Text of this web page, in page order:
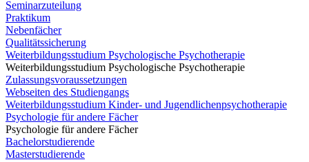
Seminarzuteilung
Praktikum
Nebenfächer
Qualitätssicherung
Weiterbildungsstudium Psychologische Psychotherapie
Weiterbildungsstudium Psychologische Psychotherapie
Zulassungsvoraussetzungen
Webseiten des Studiengangs
Weiterbildungsstudium Kinder- und Jugendlichenpsychotherapie
Psychologie für andere Fächer
Psychologie für andere Fächer
Bachelorstudierende
Masterstudierende